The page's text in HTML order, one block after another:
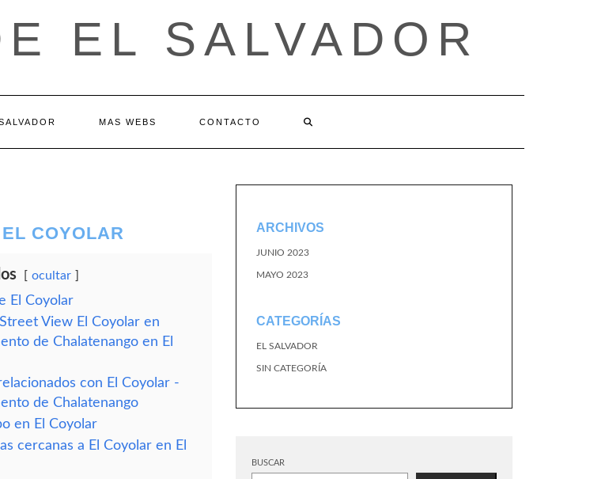
EL SALVADOR
MAS WEBS CONTACTO
COYOLAR
ocultar
El Coyolar
View El Coyolar en
de Chalatenango en El
con El Coyolar -
de Chalatenango
en El Coyolar
cercanas a El Coyolar en El
ARCHIVOS
JUNIO 2023
MAYO 2023
CATEGORÍAS
EL SALVADOR
SIN CATEGORÍA
BUSCAR